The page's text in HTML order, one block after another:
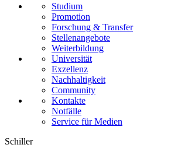
Studium
Promotion
Forschung & Transfer
Stellenangebote
Weiterbildung
Universität
Exzellenz
Nachhaltigkeit
Community
Kontakte
Notfälle
Service für Medien
Schiller